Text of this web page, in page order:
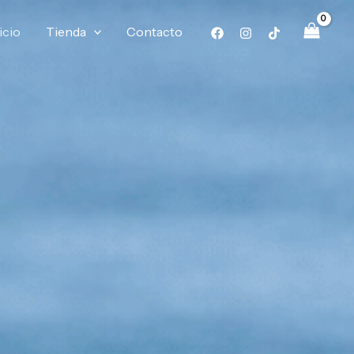
Tienda Contacto